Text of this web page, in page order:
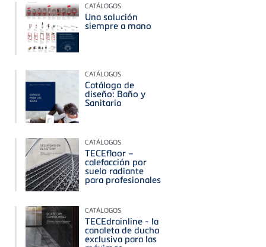
CATÁLOGOS
Una solución
siempre a mano
CATÁLOGOS
Catálogo de
diseño: Baño y
Sanitario
CATÁLOGOS
TECEfloor –
calefacción por
suelo radiante
para profesionales
CATÁLOGOS
TECEdrainline - la
canaleta de ducha
exclusiva para las